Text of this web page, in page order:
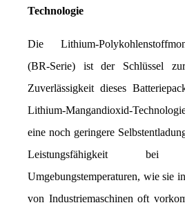
Technologie
Die Lithium-
(BR-Serie) ist der Schlüssel zur
Zuverlässigkeit dieses
Lithium-Mangandioxid-
eine noch geringere
Leistungsfähigkeit
Umgebungstemperaturen, wie sie
von Industriemaschinen oft